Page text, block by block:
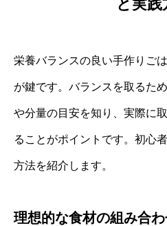
と実践
栄養バランスの良い手作りご
が鍵です。バランスを取るた
や分量の目安を知り、実際に
ることがポイントです。初心
方法を紹介します。
理想的な食材の組み合